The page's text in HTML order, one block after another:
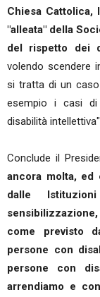
Chiesa Cattolica,
"alleata" della
del rispetto dei
volendo scendere
si tratta di un
esempio i casi di
disabilità
Conclude il
ancora molta,
dalle
come previsto
persone con
persone con
arrendiamo e